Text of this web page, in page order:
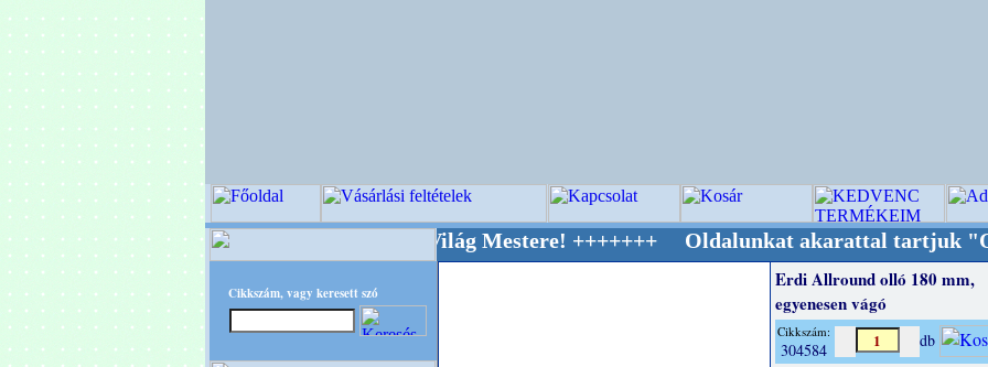
Cikkszám, vagy keresett szó
+++++++ OPITEC - A Kreatív Világ Mestere! +++++++ Oldalunkat akarattal tartjuk
Erdi Allround olló 180 mm,
egyenesen vágó
Cikkszám:
304584 db